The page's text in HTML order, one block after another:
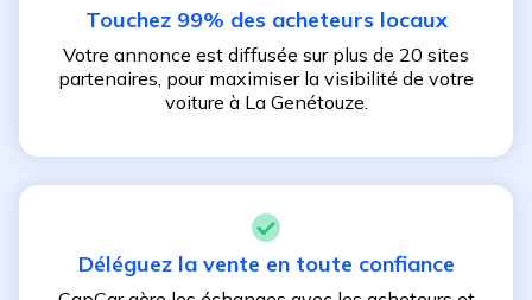
Touchez 99% des acheteurs locaux
Votre annonce est diffusée sur plus de 20 sites
partenaires, pour maximiser la visibilité de votre
voiture à La Genétouze.
Déléguez la vente en toute confiance